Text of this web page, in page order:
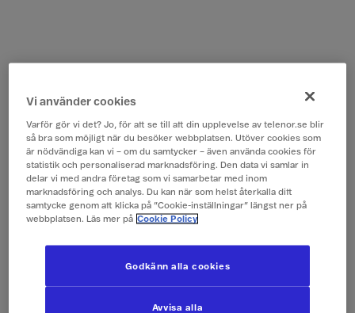
Vi använder cookies
Varför gör vi det? Jo, för att se till att din upplevelse av telenor.se blir
så bra som möjligt när du besöker webbplatsen. Utöver cookies som
är nödvändiga kan vi – om du samtycker – även använda cookies för
statistik och personaliserad marknadsföring. Den data vi samlar in
delar vi med andra företag som vi samarbetar med inom
marknadsföring och analys. Du kan när som helst återkalla ditt
samtycke genom att klicka på ”Cookie-inställningar” längst ner på
webbplatsen. Läs mer på Cookie Policy
Avvisa alla
Godkänn alla cookies